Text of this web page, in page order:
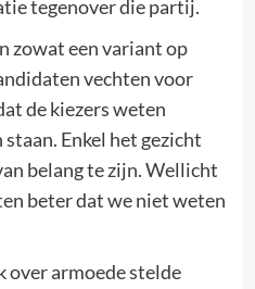
tegenover die partij.
zowat een variant op
vechten voor
de kiezers weten
Enkel het gezicht
belang te zijn. Wellicht
beter dat we niet weten
over armoede stelde